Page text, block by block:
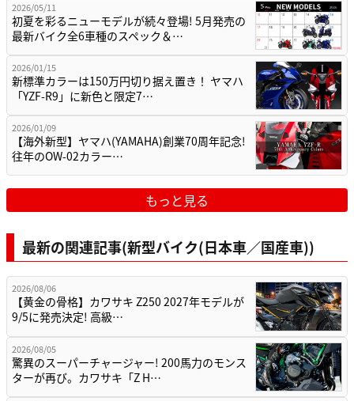
2026/05/11
初夏を彩るニューモデルが続々登場! 5月発売の
最新バイク全6車種のスペック＆…
2026/01/15
新標準カラーは150万円切り据え置き！ ヤマハ
「YZF-R9」に新色と限定7…
2026/01/09
【海外新型】ヤマハ(YAMAHA)創業70周年記念!
往年のOW-02カラー…
もっと見る
最新の関連記事(新型バイク(日本車／国産車))
2026/08/06
【黄金の骨格】カワサキ Z250 2027年モデルが
9/5に発売決定! 高級…
2026/08/05
驚異のスーパーチャージャー! 200馬力のモンス
ターが再び。カワサキ「Z H…